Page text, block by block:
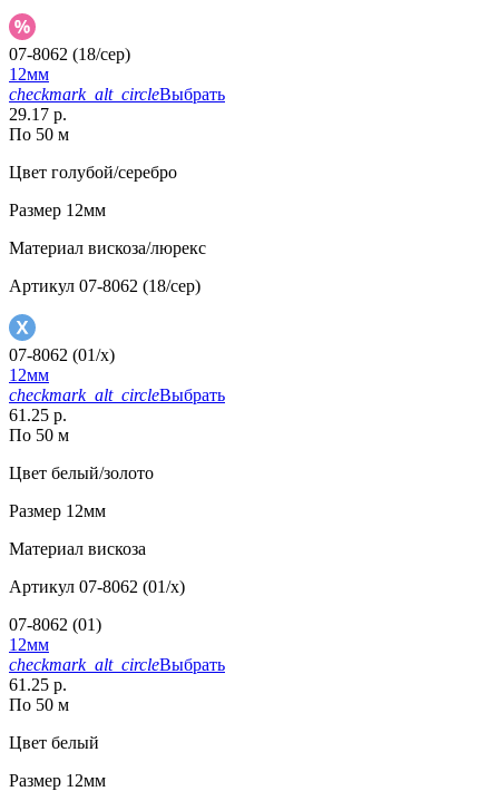
07-8062 (18/сер)
12мм
checkmark_alt_circleВыбрать
29.17 р.
По 50 м
Цвет голубой/серебро
Размер 12мм
Материал вискоза/люрекс
Артикул 07-8062 (18/сер)
07-8062 (01/x)
12мм
checkmark_alt_circleВыбрать
61.25 р.
По 50 м
Цвет белый/золото
Размер 12мм
Материал вискоза
Артикул 07-8062 (01/x)
07-8062 (01)
12мм
checkmark_alt_circleВыбрать
61.25 р.
По 50 м
Цвет белый
Размер 12мм